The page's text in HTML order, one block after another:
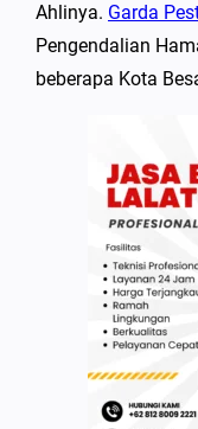
Ahlinya. Garda
Pengendalian
beberapa Kota